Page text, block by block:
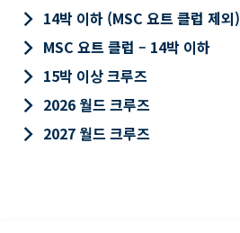
keyboard_arrow_right 14박 이하 (MSC 요트 클럽 제외)
keyboard_arrow_right MSC 요트 클럽 – 14박 이하
keyboard_arrow_right 15박 이상 크루즈
keyboard_arrow_right 2026 월드 크루즈
keyboard_arrow_right 2027 월드 크루즈